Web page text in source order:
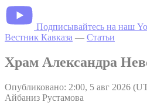
Подписывайтесь на наш
Вестник Кавказа — Статьи
Храм Александра
Опубликовано: 2:00, 5 авг 2026
Айбаниз Рустамова